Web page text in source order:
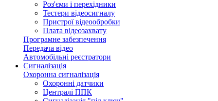
Роз'єми і перехідники
Тестери відеосигналу
Пристрої відеообробки
Плата відеозахвату
Програмне забезпечення
Передача відео
Автомобільні реєстратори
Сигналізація
Охоронна сигналізація
Охоронні датчики
Централі ППК